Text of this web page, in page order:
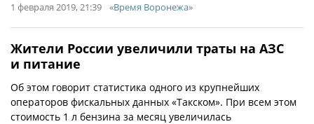
1 февраля 2019, 21:39 «Время Воронежа»
Жители России увеличили траты на АЗС
и питание
Об этом говорит статистика одного из крупнейших
операторов фискальных данных «Такском». При всем этом
стоимость 1 л бензина за месяц увеличилась